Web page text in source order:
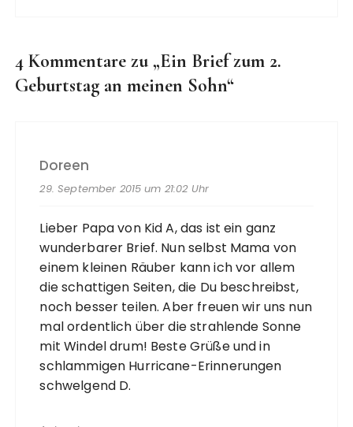
4 Kommentare zu „Ein Brief zum 2.
Geburtstag an meinen Sohn“
Doreen
29. September 2015 um 21:02 Uhr
Lieber Papa von Kid A, das ist ein ganz
wunderbarer Brief. Nun selbst Mama von
einem kleinen Räuber kann ich vor allem
die schattigen Seiten, die Du beschreibst,
noch besser teilen. Aber freuen wir uns nun
mal ordentlich über die strahlende Sonne
mit Windel drum! Beste Grüße und in
schlammigen Hurricane-Erinnerungen
schwelgend D.